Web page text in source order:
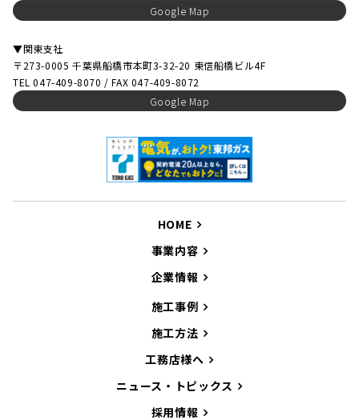
Google Map
▼関東支社
〒273-0005 千葉県船橋市本町3-32-20 東信船橋ビル4F
TEL 047-409-8070 / FAX 047-409-8072
Google Map
HOME
事業内容
企業情報
施工事例
施工方法
工務店様へ
ニュース・トピックス
採用情報